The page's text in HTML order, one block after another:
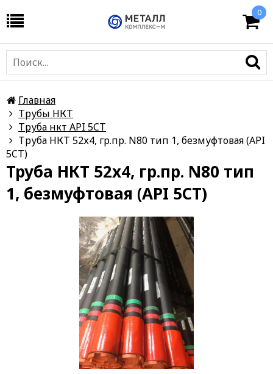
0
Главная
Трубы НКТ
Труба нкт API 5CT
Труба НКТ 52х4, гр.пр. N80 тип 1, безмуфтовая (API
5CT)
Труба НКТ 52х4, гр.пр. N80 тип
1, безмуфтовая (API 5CT)